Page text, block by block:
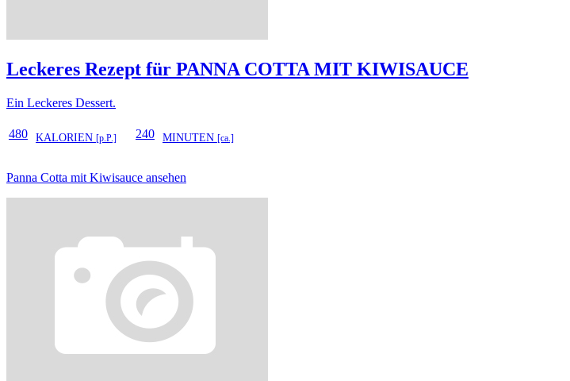
Leckeres Rezept für PANNA COTTA MIT KIWISAUCE
Ein Leckeres Dessert.
480 KALORIEN [p.P.] 240 MINUTEN [ca.]
Panna Cotta mit Kiwisauce ansehen